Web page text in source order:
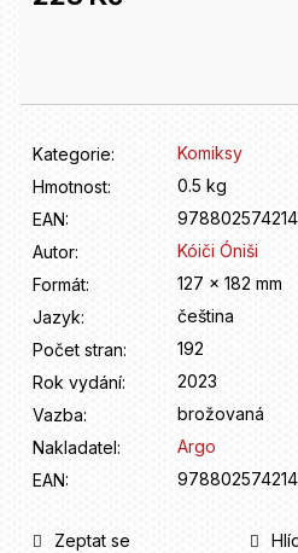
Kategorie:
Komiksy
Hmotnost:
0.5 kg
EAN:
Autor:
Kóiči Óniši
Formát:
127 x 182 mm
Jazyk:
čeština
Počet stran:
192
Rok vydání:
2023
Vazba:
brožovaná
Nakladatel:
Argo
EAN:
Zeptat se
r
u
č
u
e
m
e